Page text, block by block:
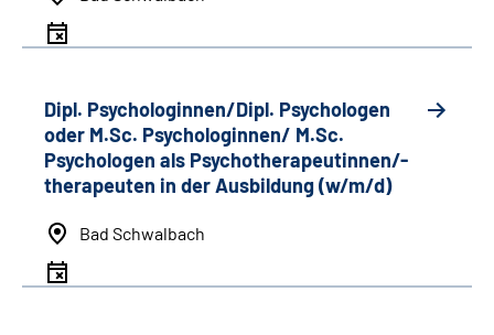
Dipl. Psychologinnen/Dipl. Psychologen
oder M.Sc. Psychologinnen/ M.Sc.
Psychologen als Psychotherapeutinnen/-
therapeuten in der Ausbildung (w/m/d)
Bad Schwalbach